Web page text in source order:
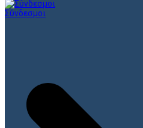
Σύνδεσμοι